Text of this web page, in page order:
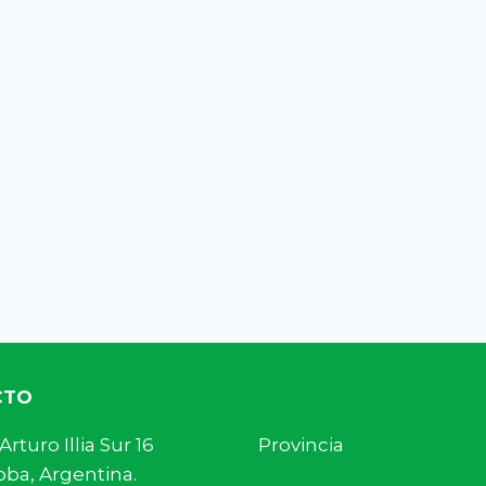
Arturo Illia Sur 16 Provincia
Argentina.